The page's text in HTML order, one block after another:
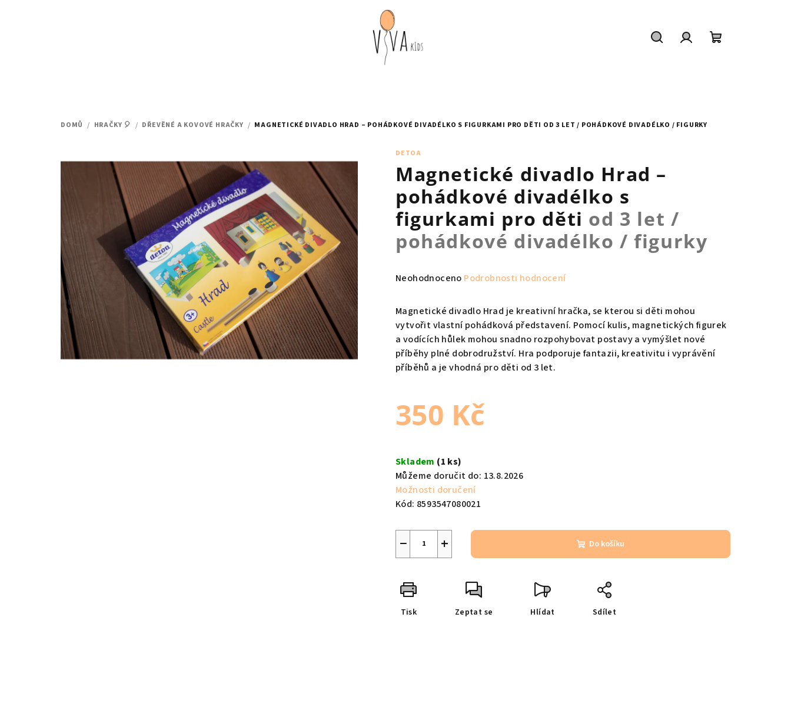
DOMŮ / HRAČKY 🎈 / DŘEVĚNÉ A KOVOVÉ HRAČKY / MAGNETICKÉ DIVADLO HRAD – POHÁDKOVÉ DIVADÉLKO S FIGURKAMI PRO DĚTI OD 3 LET / POHÁDKOVÉ DIVADÉLKO / FIGURKY
DETOA
Magnetické divadlo Hrad –
pohádkové divadélko s
figurkami pro děti od 3 let /
pohádkové divadélko / figurky
Průměrné
produktu
0,0
5
hvězdiček.
Neohodnoceno Podrobnosti hodnocení
Magnetické divadlo Hrad je kreativní hračka, se kterou si děti mohou
vytvořit vlastní pohádková představení. Pomocí kulis, magnetických figurek
a vodících hůlek mohou snadno rozpohybovat postavy a vymýšlet nové
příběhy plné dobrodružství. Hra podporuje fantazii, kreativitu i vyprávění
příběhů a je vhodná pro děti od 3 let.
350 Kč
cena:
Skladem (1 ks)
Můžeme doručit do: 13.8.2026
Možnosti doručení
Kód: 8593547080021
+
− Do košíku
Tisk Zeptat se Hlídat Sdílet